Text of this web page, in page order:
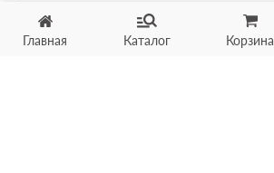
Главная Каталог Корзина